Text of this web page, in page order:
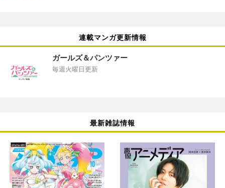
連載マンガ更新情報
ガールズ＆パンツァー
毎週火曜日更新
最新雑誌情報